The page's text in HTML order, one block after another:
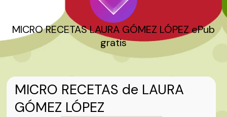
MICRO RECETAS LAURA GÓMEZ LÓPEZ ePub
gratis
MICRO RECETAS de LAURA
GÓMEZ LÓPEZ